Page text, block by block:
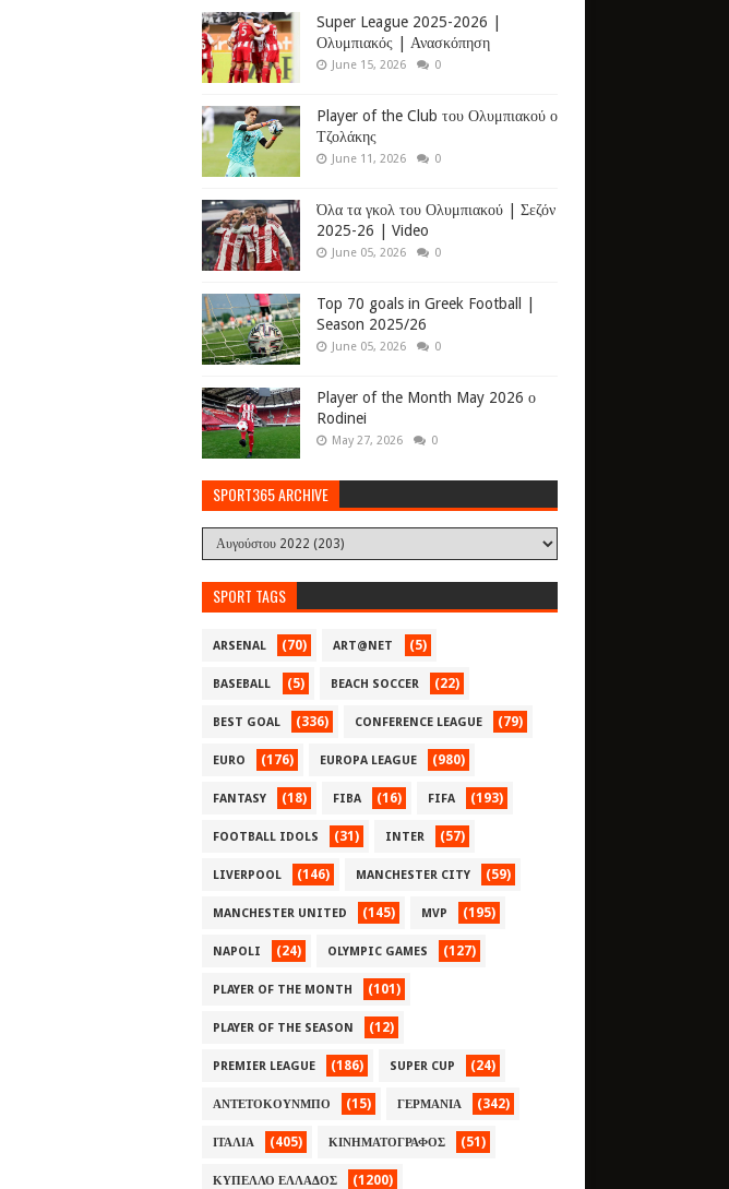
Super League 2025-2026 |
Ολυμπιακός | Ανασκόπηση
June 15, 2026 0
Player of the Club του Ολυμπιακού ο
Τζολάκης
June 11, 2026 0
Όλα τα γκολ του Ολυμπιακού | Σεζόν
2025-26 | Video
June 05, 2026 0
Top 70 goals in Greek Football |
Season 2025/26
June 05, 2026 0
Player of the Month May 2026 ο
Rodinei
May 27, 2026 0
SPORT365 ARCHIVE
SPORT TAGS
ARSENAL (70) ART@NET (5)
BASEBALL (5) BEACH SOCCER (22)
BEST GOAL (336) CONFERENCE LEAGUE (79)
EURO (176) EUROPA LEAGUE (980)
FANTASY (18) FIBA (16) FIFA (193)
FOOTBALL IDOLS (31) INTER (57)
LIVERPOOL (146) MANCHESTER CITY (59)
MANCHESTER UNITED (145) MVP (195)
NAPOLI (24) OLYMPIC GAMES (127)
PLAYER OF THE MONTH (101)
PLAYER OF THE SEASON (12)
PREMIER LEAGUE (186) SUPER CUP (24)
ΑΝΤΕΤΟΚΟΥΝΜΠΟ (15) ΓΕΡΜΑΝΙΑ (342)
ΙΤΑΛΙΑ (405) ΚΙΝΗΜΑΤΟΓΡΑΦΟΣ (51)
ΚΥΠΕΛΛΟ ΕΛΛΑΔΟΣ (1200)